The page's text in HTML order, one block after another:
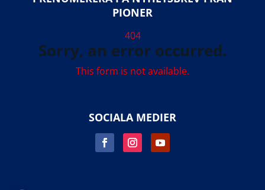
PIONER
404
Sorry, an error occurred.
This form is not available.
SOCIALA MEDIER